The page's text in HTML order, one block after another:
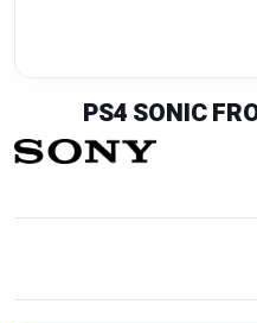
PS4 SONIC